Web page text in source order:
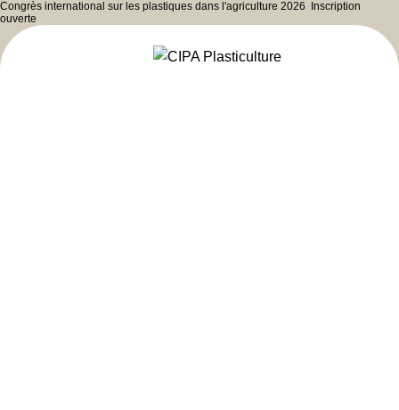
Congrès international sur les plastiques dans l'agriculture 2026
Inscription
ouverte